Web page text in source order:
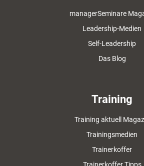
managerSeminare
Leadership-Medien
Self-Leadership
Das Blog
Training
Training aktuell
Trainingsmedien
Trainerkoffer